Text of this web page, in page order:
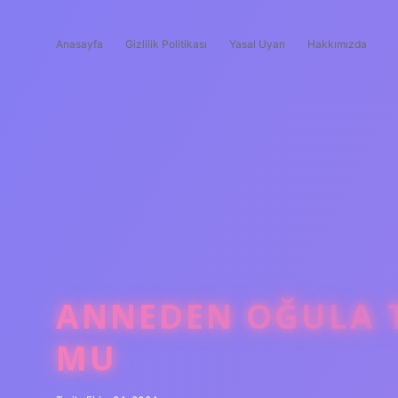
Anasayfa Gizlilik Politikası Yasal Uyarı Hakkımızda
ANNEDEN OĞULA
MU